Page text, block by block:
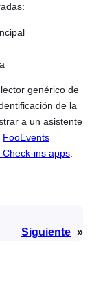
genérico de
de la
a un asistente
FooEvents
Check-ins apps
Siguiente »